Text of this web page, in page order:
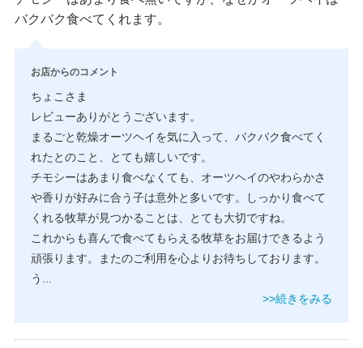
バクバク食べてくれます。
お店からのコメント
ちょこさま
レビューありがとうございます。
まるごと乾燥オーツヘイを気に入って、バクバク食べてく
れたとのこと、とても嬉しいです。
チモシーはあまり食べなくても、オーツヘイのやわらかさ
や香りが好みに合う子は意外と多いです。しっかり食べて
くれる牧草が見つかることは、とても大切ですね。
これからも喜んで食べてもらえる牧草をお届けできるよう
頑張ります。またのご利用を心よりお待ちしております。
う ...
>>続きをみる